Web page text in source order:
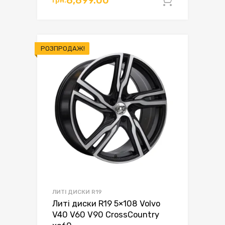
РОЗПРОДАЖ!
ЛИТІ ДИСКИ R19
Литі диски R19 5×108 Volvo
V40 V60 V90 CrossCountry